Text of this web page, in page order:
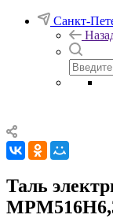
Санкт-
Таль